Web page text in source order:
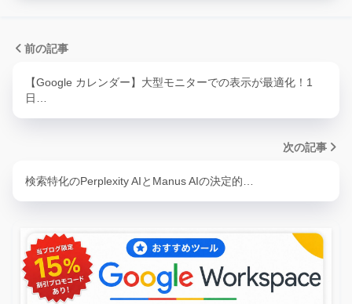
前の記事
【Google カレンダー】大型モニターでの表示が最適化！1
日…
次の記事
検索特化のPerplexity AIとManus AIの決定的…